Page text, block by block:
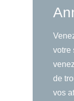
votre
de
vos